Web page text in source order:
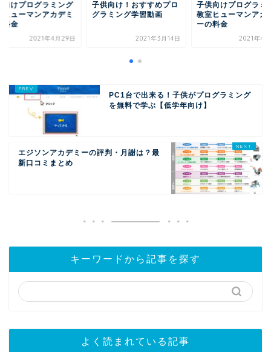
向けプログラミング
ヒューマンアカデミ
料金
2021年4月29日
子供向け！おすすめプロ
グラミング学習動画
2021年3月14日
子供向けプログラミ
教室ヒューマンアカ
ーの料金
2021年4
PC1台で出来る！子供がプログラミング
を無料で学ぶ【低学年向け】
エジソンアカデミーの評判・月謝は？最
新口コミまとめ
キーワードから記事を探す
よく読まれている記事